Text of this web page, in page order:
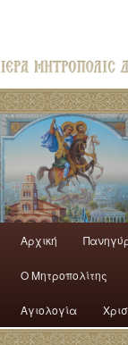
Αρχική
Ο Mητροπολίτης
Αγιολογία